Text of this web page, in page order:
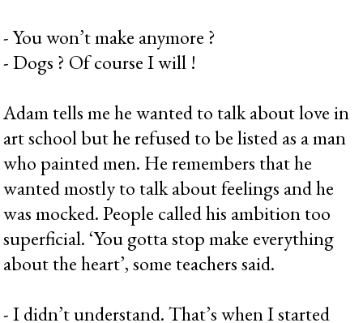
- You won’t make anymore ?
- Dogs ? Of course I will !
Adam tells me he wanted to talk about love in
art school but he refused to be listed as a man
who painted men. He remembers that he
wanted mostly to talk about feelings and he
was mocked. People called his ambition too
superficial. ‘You gotta stop make everything
about the heart’, some teachers said.
- I didn’t understand. That’s when I started